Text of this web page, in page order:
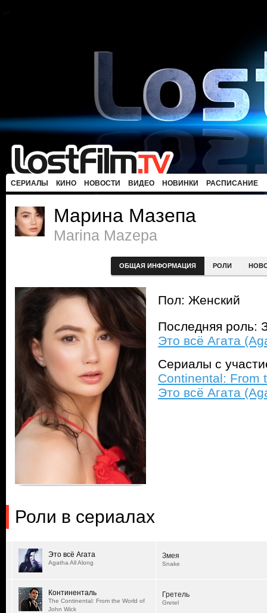
СЕРИАЛЫ КИНО НОВОСТИ ВИДЕО НОВИНКИ РАСПИСАНИЕ
Марина Мазепа
Marina Mazepa
ОБЩАЯ ИНФОРМАЦИЯ РОЛИ
Пол: Женский
Последняя роль:
Это всё Агата
Сериалы с
Continental: From
Это всё Агата
Роли в сериалах
Это всё Агата
Agatha All Along
Змея
Snake
Континенталь
The Continental: From the World of
John Wick
Гретель
Gretel